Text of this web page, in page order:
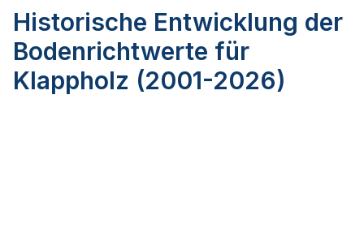
Historische Entwicklung der
Bodenrichtwerte für
Klappholz (2001-2026)